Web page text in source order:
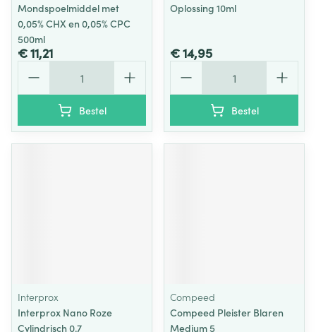
Mondspoelmiddel met
0,05% CHX en 0,05% CPC
500ml
€ 11,21
Bestel
Oplossing 10ml
€ 14,95
Bestel
Interprox
Interprox Nano Roze
Cylindrisch 0.7
Compeed
Compeed Pleister Blaren
Medium 5